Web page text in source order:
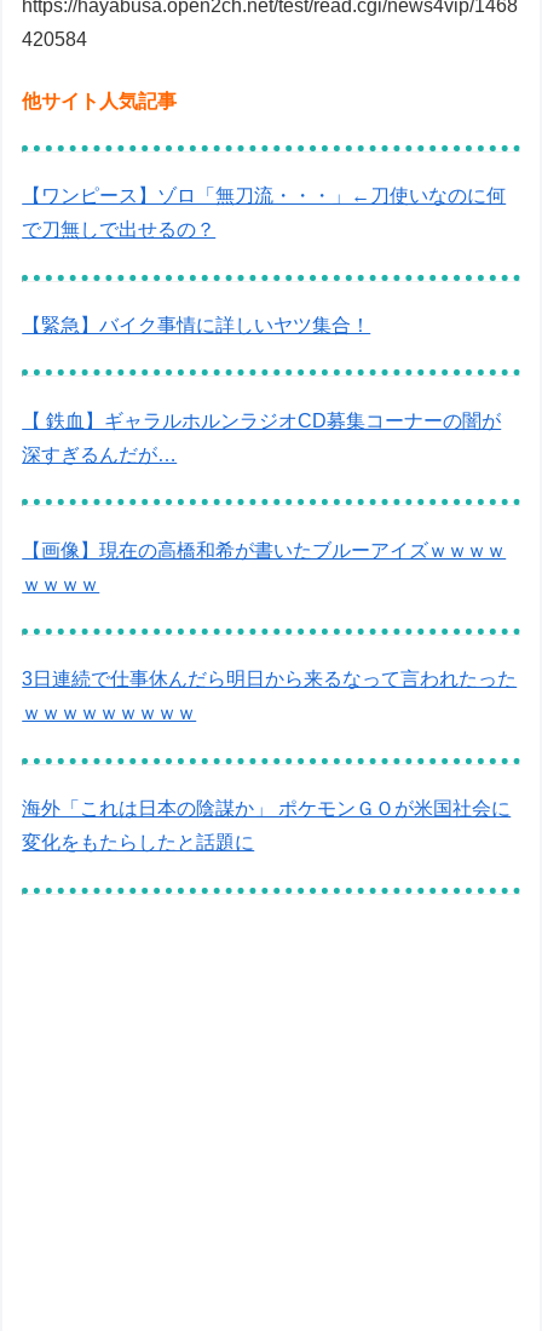
https://hayabusa.open2ch.net/test/read.cgi/news4vip/1468
420584
他サイト人気記事
【ワンピース】ゾロ「無刀流・・・」←刀使いなのに何
で刀無しで出せるの？
【緊急】バイク事情に詳しいヤツ集合！
【 鉄血】ギャラルホルンラジオCD募集コーナーの闇が
深すぎるんだが…
【画像】現在の高橋和希が書いたブルーアイズｗｗｗｗ
ｗｗｗｗ
3日連続で仕事休んだら明日から来るなって言われたった
ｗｗｗｗｗｗｗｗｗ
海外「これは日本の陰謀か」 ポケモンＧＯが米国社会に
変化をもたらしたと話題に